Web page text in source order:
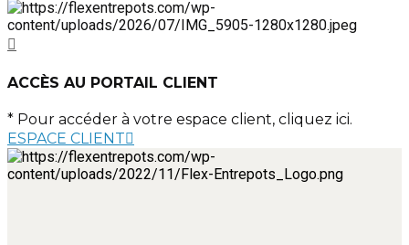
ACCÈS AU PORTAIL CLIENT
* Pour accéder à votre espace client, cliquez ici.
ESPACE CLIENT